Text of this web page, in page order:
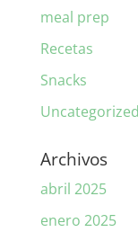
meal prep
Recetas
Snacks
Uncategorized
Archivos
abril 2025
enero 2025